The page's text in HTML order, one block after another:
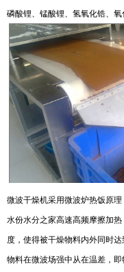
磷酸锂、锰酸锂、氢氧化锆、氧
微波干燥机采用微波炉热饭原
水份水分之家高速高频摩擦加
度，使得被干燥物料内外同时
物料在微波场强中从在温差，